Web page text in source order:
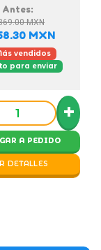
Antes:
MXN
MXN
vendidos
para enviar
+
A PEDIDO
DETALLES